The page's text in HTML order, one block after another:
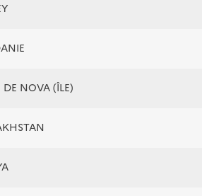
DE NOVA (ÎLE)